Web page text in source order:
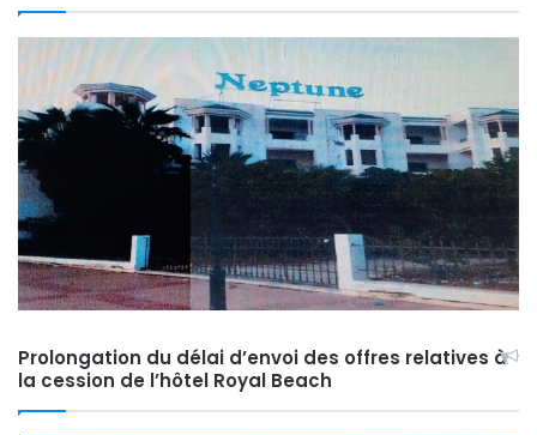
Prolongation du délai d’envoi des offres relatives à
la cession de l’hôtel Royal Beach